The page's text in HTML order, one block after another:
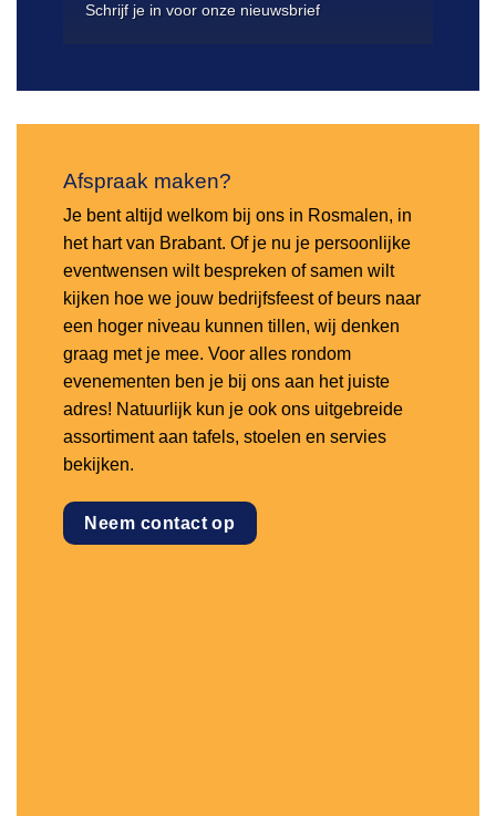
Schrijf je in voor onze nieuwsbrief
Afspraak maken?
Je bent altijd welkom bij ons in Rosmalen, in
het hart van Brabant. Of je nu je persoonlijke
eventwensen wilt bespreken of samen wilt
kijken hoe we jouw bedrijfsfeest of beurs naar
een hoger niveau kunnen tillen, wij denken
graag met je mee. Voor alles rondom
evenementen ben je bij ons aan het juiste
adres! Natuurlijk kun je ook ons uitgebreide
assortiment aan tafels, stoelen en servies
bekijken.
Neem contact op